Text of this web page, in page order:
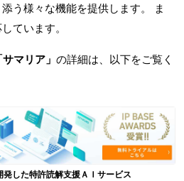
う様々な機能を提供します。 ま
ています。
マリア」 の詳細は、以下をご覧く
発した特許読解支援ＡＩサービス